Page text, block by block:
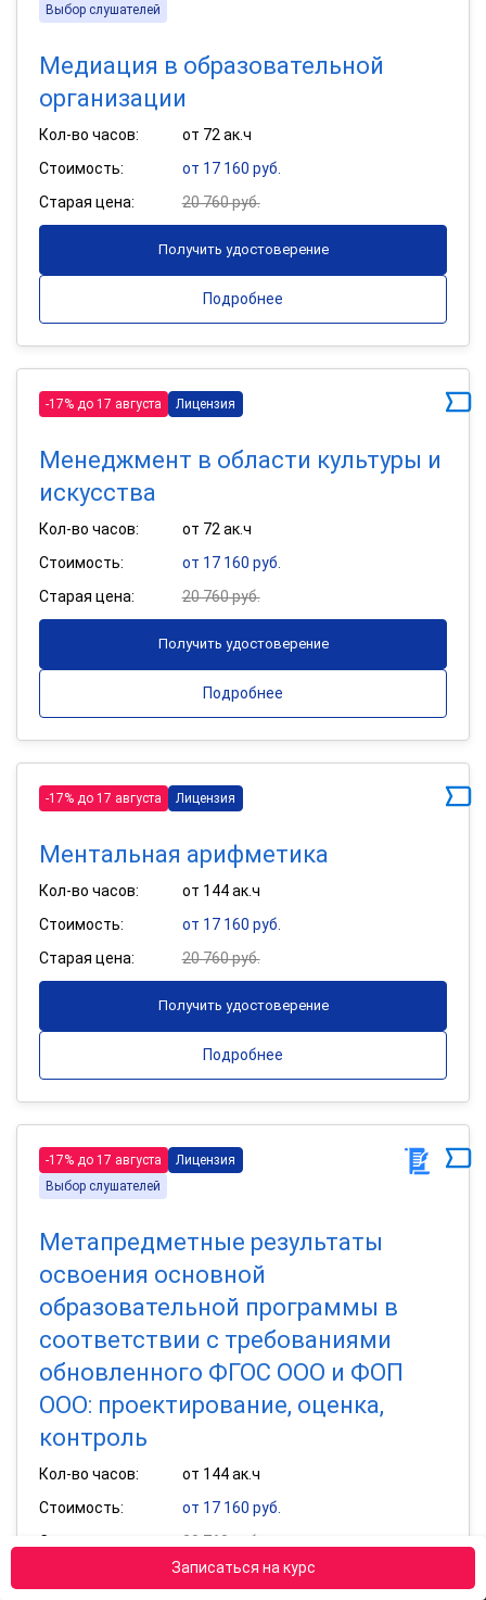
Записаться на курс
Выбор слушателей
Медиация в образовательной
организации
Кол-во часов:
от 72 ак.ч
Стоимость:
от 17 160 руб.
Старая цена:
20 760 руб.
Получить удостоверение
Подробнее
-17% до 17 августа Лицензия
Менеджмент в области культуры и
искусства
Кол-во часов:
от 72 ак.ч
Стоимость:
от 17 160 руб.
Старая цена:
20 760 руб.
Получить удостоверение
Подробнее
-17% до 17 августа Лицензия
Ментальная арифметика
Кол-во часов:
от 144 ак.ч
Стоимость:
от 17 160 руб.
Старая цена:
20 760 руб.
Получить удостоверение
Подробнее
-17% до 17 августа
Лицензия
Выбор слушателей
Метапредметные результаты
освоения основной
образовательной программы в
соответствии с требованиями
обновленного ФГОС ООО и ФОП
ООО: проектирование, оценка,
контроль
Кол-во часов:
от 144 ак.ч
Стоимость:
от 17 160 руб.
Старая цена:
20 760 руб.
Получить удостоверение